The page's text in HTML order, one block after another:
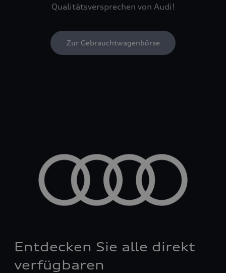
Qualitätsversprechen von Audi!
Zur Gebrauchtwagenbörse
Entdecken Sie alle direkt
verfügbaren